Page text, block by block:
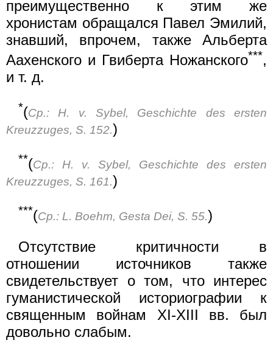
преимущественно к этим же
хронистам обращался Павел Эмилий,
знавший, впрочем, также Альберта
Аахенского и Гвиберта Ножанского***,
и т. д.
*(Ср.: Н. v. Sybel, Geschichte des ersten
Kreuzzuges, S. 152.)
**(Ср.: Н. v. Sybel, Geschichte des ersten
Kreuzzuges, S. 161.)
***(Ср.: L. Воеhm, Gesta Dei, S. 55.)
Отсутствие критичности в
отношении источников также
свидетельствует о том, что интерес
гуманистической историографии к
священным войнам XI-XIII вв. был
довольно слабым.